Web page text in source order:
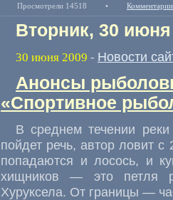
Просмотрели 14518 •
Вторник, 30 июня
30 июня 2009 - Новости
Анонсы
«Спортивное
В среднем течении
пойдет речь, автор ловит
попадаются и лосось, и
хищников — это петля
Хуруксела. От границы —